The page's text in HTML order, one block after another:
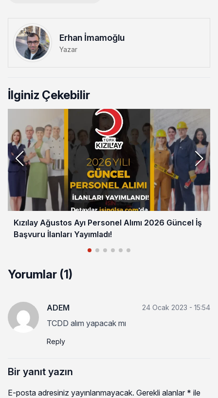
Erhan İmamoğlu
Yazar
İlginiz Çekebilir
Kızılay Ağustos Ayı Personel Alımı 2026 Güncel İş
Başvuru İlanları Yayımladı!
Yorumlar (1)
ADEM 24 Ocak 2023 - 15:54
TCDD alım yapacak mı
Reply
Bir yanıt yazın
E-posta adresiniz yayınlanmayacak. Gerekli alanlar * ile